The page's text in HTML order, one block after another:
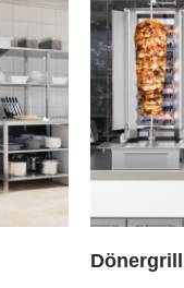
Dönergrill